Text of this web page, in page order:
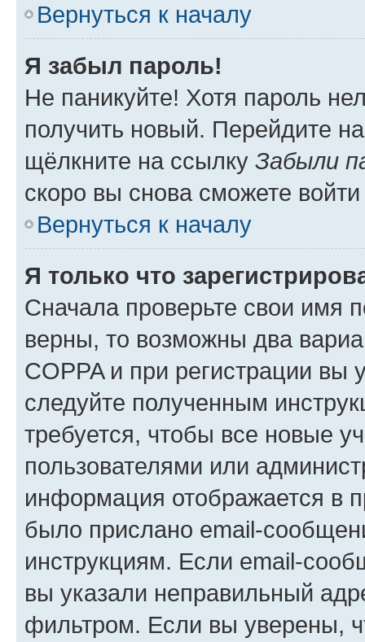
Вернуться к началу
Я забыл пароль!
Не паникуйте! Хотя пароль
получить новый. Перейдите
щёлкните на ссылку Забыли
скоро вы снова сможете
Вернуться к началу
Я только что
Сначала проверьте свои имя
верны, то возможны два
COPPA и при регистрации вы
следуйте полученным
требуется, чтобы все новые
пользователями или
информация отображается в
было прислано email-
инструкциям. Если email-
вы указали неправильный
фильтром. Если вы уверены,